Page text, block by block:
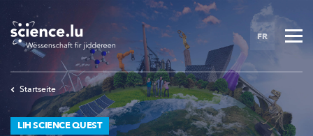
to
main
content
FR
Startseite
LIH SCIENCE QUEST